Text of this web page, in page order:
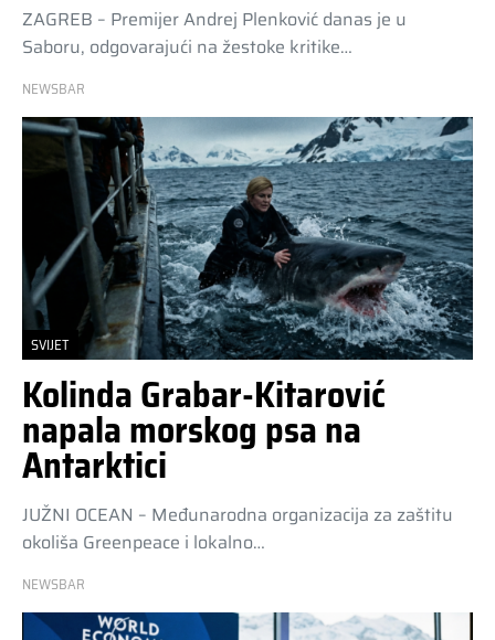
ZAGREB – Premijer Andrej Plenković danas je u
Saboru, odgovarajući na žestoke kritike…
NEWSBAR
SVIJET
Kolinda Grabar-Kitarović
napala morskog psa na
Antarktici
JUŽNI OCEAN – Međunarodna organizacija za zaštitu
okoliša Greenpeace i lokalno…
NEWSBAR